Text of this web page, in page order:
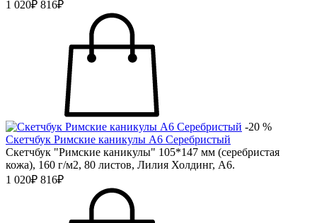
1 020₽ 816₽
-20 %
Скетчбук Римские каникулы А6 Серебристый
Скетчбук "Римские каникулы" 105*147 мм (серебристая
кожа), 160 г/м2, 80 листов, Лилия Холдинг, А6.
1 020₽ 816₽